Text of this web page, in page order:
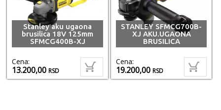
Stanley aku ugaona
brusilica 18V 125mm
SFMCG400B-XJ
Cena:
13.200,00RSD
STANLEY SFMCG700B-
XJ AKU.UGAONA
BRUSILICA
Cena:
19.200,00RSD